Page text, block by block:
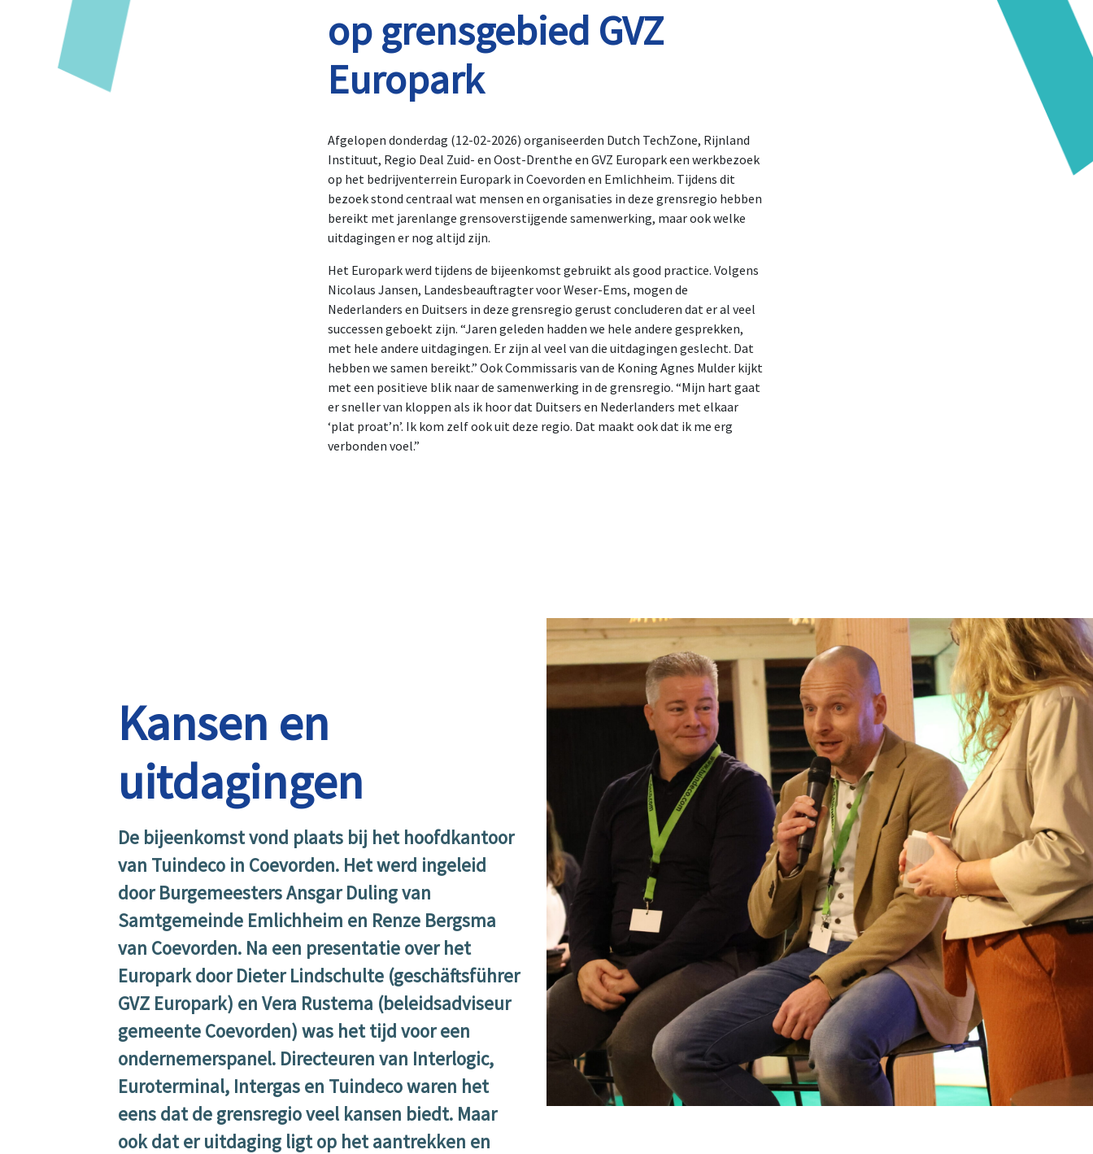
op grensgebied GVZ
Europark
Afgelopen donderdag (12-02-2026) organiseerden Dutch TechZone, Rijnland
Instituut, Regio Deal Zuid- en Oost-Drenthe en GVZ Europark een werkbezoek
op het bedrijventerrein Europark in Coevorden en Emlichheim. Tijdens dit
bezoek stond centraal wat mensen en organisaties in deze grensregio hebben
bereikt met jarenlange grensoverstijgende samenwerking, maar ook welke
uitdagingen er nog altijd zijn.
Het Europark werd tijdens de bijeenkomst gebruikt als good practice. Volgens
Nicolaus Jansen, Landesbeauftragter voor Weser-Ems, mogen de
Nederlanders en Duitsers in deze grensregio gerust concluderen dat er al veel
successen geboekt zijn. “Jaren geleden hadden we hele andere gesprekken,
met hele andere uitdagingen. Er zijn al veel van die uitdagingen geslecht. Dat
hebben we samen bereikt.” Ook Commissaris van de Koning Agnes Mulder kijkt
met een positieve blik naar de samenwerking in de grensregio. “Mijn hart gaat
er sneller van kloppen als ik hoor dat Duitsers en Nederlanders met elkaar
‘plat proat’n’. Ik kom zelf ook uit deze regio. Dat maakt ook dat ik me erg
verbonden voel.”
Kansen en
uitdagingen
De bijeenkomst vond plaats bij het hoofdkantoor
van Tuindeco in Coevorden. Het werd ingeleid
door Burgemeesters Ansgar Duling van
Samtgemeinde Emlichheim en Renze Bergsma
van Coevorden. Na een presentatie over het
Europark door Dieter Lindschulte (geschäftsführer
GVZ Europark) en Vera Rustema (beleidsadviseur
gemeente Coevorden) was het tijd voor een
ondernemerspanel. Directeuren van Interlogic,
Euroterminal, Intergas en Tuindeco waren het
eens dat de grensregio veel kansen biedt. Maar
ook dat er uitdaging ligt op het aantrekken en